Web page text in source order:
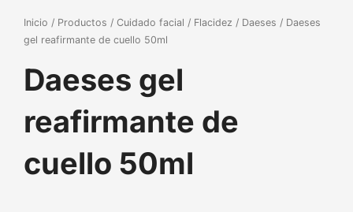
Inicio / Productos / Cuidado facial / Flacidez / Daeses / Daeses
gel reafirmante de cuello 50ml
Daeses gel
reafirmante de
cuello 50ml